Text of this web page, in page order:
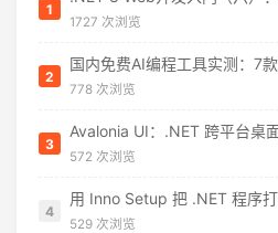
1
1727 次浏览
2
778 次浏览
3
Avalonia UI：.NET 跨平台桌
572 次浏览
4
529 次浏览